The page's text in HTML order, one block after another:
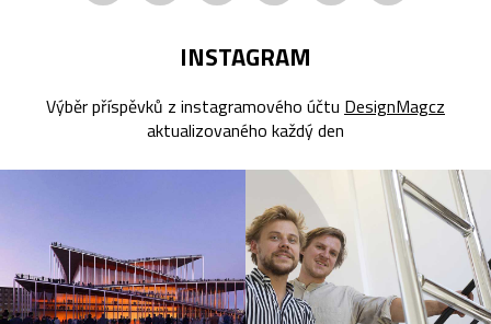
INSTAGRAM
Výběr příspěvků z instagramového účtu DesignMagcz
aktualizovaného každý den